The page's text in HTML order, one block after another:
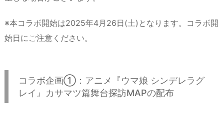
※本コラボ開始は2025年4月26日(土)となります。コラボ開
始日にご注意ください。
コラボ企画①：アニメ『ウマ娘 シンデレラグ
レイ』カサマツ篇舞台探訪MAPの配布